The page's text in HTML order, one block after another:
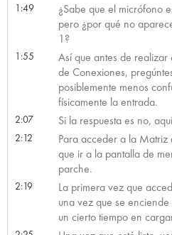
1:49
¿Sabe que el micrófono
pero ¿por qué no
1?
1:55
Así que antes de
de Conexiones,
posiblemente menos
físicamente la entrada.
2:07 Si la respuesta es no,
2:12
Para acceder a la Matriz
que ir a la pantalla de
parche.
2:19
La primera vez que
una vez que se
un cierto tiempo en